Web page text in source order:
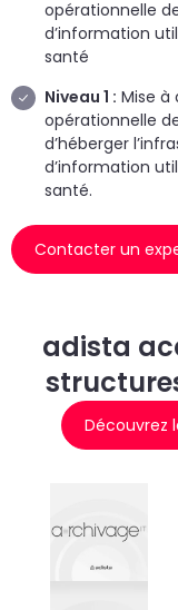
opérationnelle
d’information
santé
Niveau 1 : Mise
opérationnelle
d’héberger
d’information
santé.
Contacter un
adista